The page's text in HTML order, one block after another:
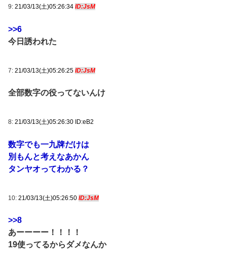
9: 21/03/13(土)05:26:34 ID:JsM
>>6
今日誘われた
7: 21/03/13(土)05:26:25 ID:JsM
全部数字の役ってないんけ
8: 21/03/13(土)05:26:30 ID:eB2
数字でも一九牌だけは
別もんと考えなあかん
タンヤオってわかる？
10: 21/03/13(土)05:26:50 ID:JsM
>>8
あーーーー！！！！
19使ってるからダメなんか